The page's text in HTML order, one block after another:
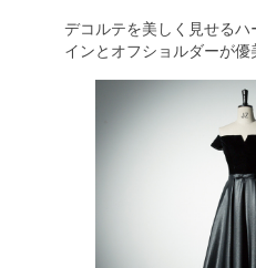
デコルテを美しく見せるハ
インとオフショルダーが